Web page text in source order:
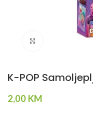
K-POP
2,00 KM